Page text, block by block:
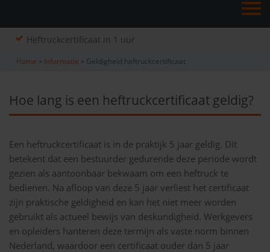
Heftruckcertificaat in 1 uur
Home » Informatie » Geldigheid heftruckcertificaat
Hoe lang is een heftruckcertificaat geldig?
Een heftruckcertificaat is in de praktijk 5 jaar geldig. Dit
betekent dat een bestuurder gedurende deze periode wordt
gezien als aantoonbaar bekwaam om een heftruck te
bedienen. Na afloop van deze 5 jaar verliest het certificaat
zijn praktische geldigheid en kan het niet meer worden
gebruikt als actueel bewijs van deskundigheid. Werkgevers
en opleiders hanteren deze termijn als vaste norm binnen
Nederland, waardoor een certificaat ouder dan 5 jaar